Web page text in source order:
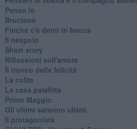
Penso io
Brucione
Finché c'è denti in bocca
Il nespolo
Short story
Riflessioni sull'amore
Il tronco della felicità
La colza
La casa palafitta
Primo Maggio
Gli ultimi saranno ultimi
Il protagonista